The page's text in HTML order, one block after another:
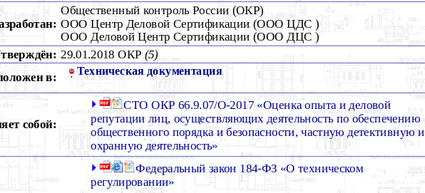
Общественный контроль России (ОКР)
ООО Центр Деловой Сертификации (ООО ЦДС )
ООО Деловой Центр Сертификации (ООО ДЦС )
29.01.2018 ОКР (5)
в:
Техническая документация
собой:
СТО ОКР 66.9.07/О-2017 «Оценка опыта и деловой
репутации лиц, осуществляющих деятельность по обеспечению
общественного порядка и безопасности, частную детективную и
охранную деятельность»
Федеральный закон 184-ФЗ «О техническом
регулировании»